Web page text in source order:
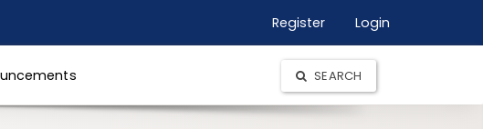
Register Login
SEARCH